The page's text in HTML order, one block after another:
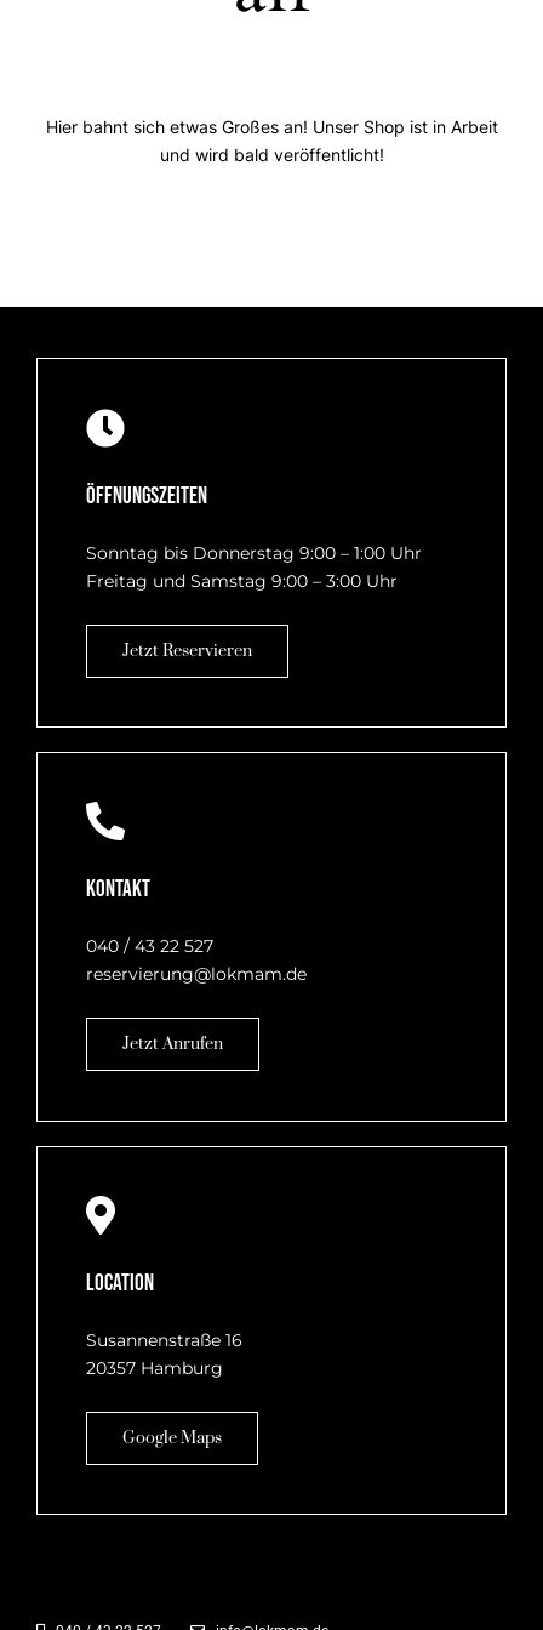
Hier bahnt sich etwas Großes an! Unser Shop ist in Arbeit
und wird bald veröffentlicht!
Öffnungszeiten
Sonntag bis Donnerstag 9:00 – 1:00 Uhr
Freitag und Samstag 9:00 – 3:00 Uhr
Jetzt Reservieren
Kontakt
040 / 43 22 527
reservierung@lokmam.de
Jetzt Anrufen
Location
Susannenstraße 16
20357 Hamburg
Google Maps